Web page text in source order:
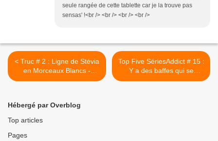
seule rangée de cette tablette car je la trouve pas
sensas' !<br /> <br /> <br /> <br />
< Truc # 2 : Ligne de Stévia
en Morceaux Blancs -
Béghin Say
Top Five SériesAddict # 15 :
Y a des baffes qui se
perdent... >
Hébergé par Overblog
Top articles
Pages